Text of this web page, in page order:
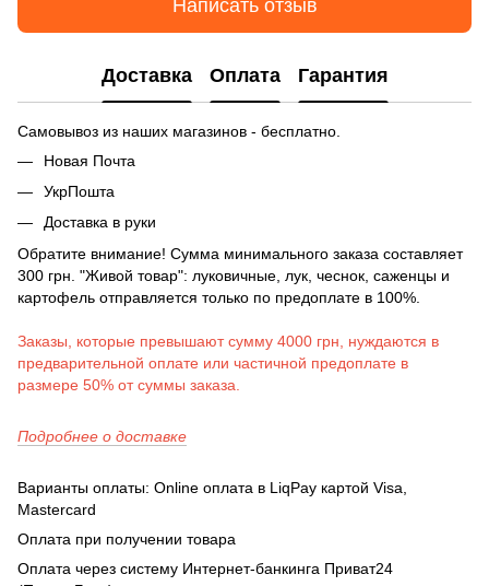
Написать отзыв
Доставка Оплата Гарантия
Самовывоз из наших магазинов - бесплатно.
Новая Почта
УкрПошта
Доставка в руки
Обратите внимание! Сумма минимального заказа составляет
300 грн. "Живой товар": луковичные, лук, чеснок, саженцы и
картофель отправляется только по предоплате в 100%.
Заказы, которые превышают сумму 4000 грн, нуждаются в
предварительной оплате или частичной предоплате в
размере 50% от суммы заказа.
Подробнее о доставке
Варианты оплаты: Online оплата в LiqPay картой Visa,
Mastercard
Оплата при получении товара
Оплата через систему Интернет-банкинга Приват24